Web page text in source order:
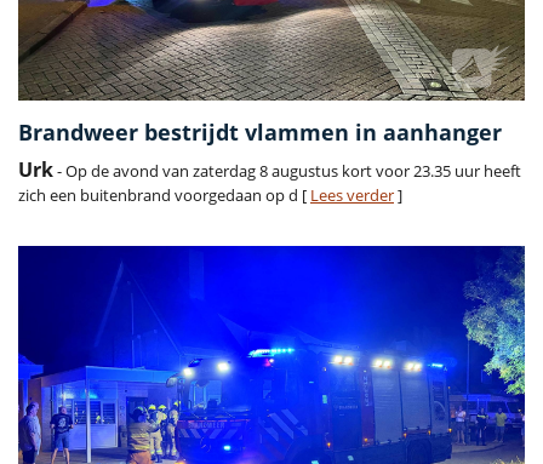
Brandweer bestrijdt vlammen in aanhanger
Urk- Op de avond van zaterdag 8 augustus kort voor 23.35 uur heeft
zich een buitenbrand voorgedaan op d [ Lees verder]